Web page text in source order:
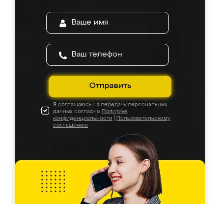
Отправить
Я соглашаюсь на передачу персональных
данных согласно Политике
конфиденциальности
Пользовательскому
соглашению